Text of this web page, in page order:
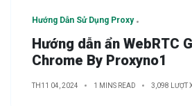
Hướng Dẫn Sử Dụng Proxy
Hướng dẫn ẩn WebRTC
Chrome By Proxyno1
TH11 04, 2024 1 MINS READ 3,098 LƯỢT